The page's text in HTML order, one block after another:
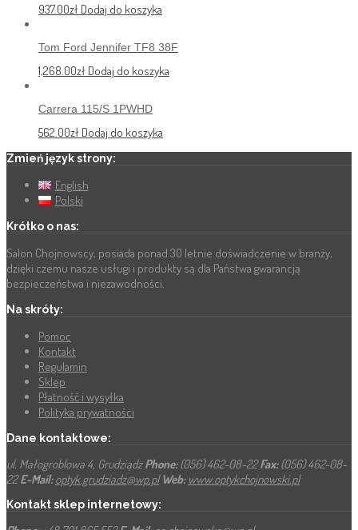
937.00zł Dodaj do koszyka
Tom Ford Jennifer TF8 38F
1,268.00zł Dodaj do koszyka
Carrera 115/S 1PWHD
562.00zł Dodaj do koszyka
Zmień język strony:
English
Polski
Krótko o nas:
Salon Chojnowscy, posiada ponad 30 letnie doświadczenie w branży,
dzięki czemu nasze usługi i produkty są dla Państwa gwarancją
bezpieczeństwa i niezawodności.
Na skróty:
Pomoc
Kontakt
Regulamin
Sklep
Płatność i wysyłka
Polityka prywatności
Dane kontaktowe:
ul. Małogroblowa 4, Grudziądz Phone:(056) 462-08-22Fax:(056) 462-08-
22E-Mail: optyk.grudziadz@wp.pl Web: www.optykchojnowski.pl
Kontakt sklep internetowy: